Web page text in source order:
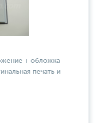
+ обложка
печать и